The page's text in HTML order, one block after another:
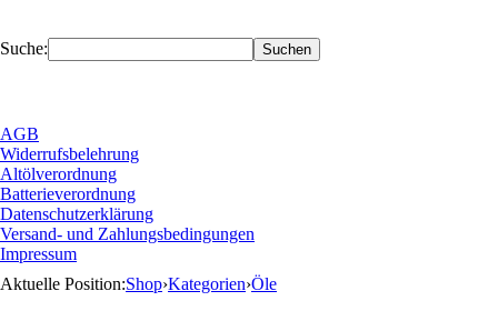
Suche:
AGB
Widerrufsbelehrung
Altölverordnung
Batterieverordnung
Datenschutzerklärung
Versand- und Zahlungsbedingungen
Impressum
Aktuelle Position:Shop›Kategorien›Öle